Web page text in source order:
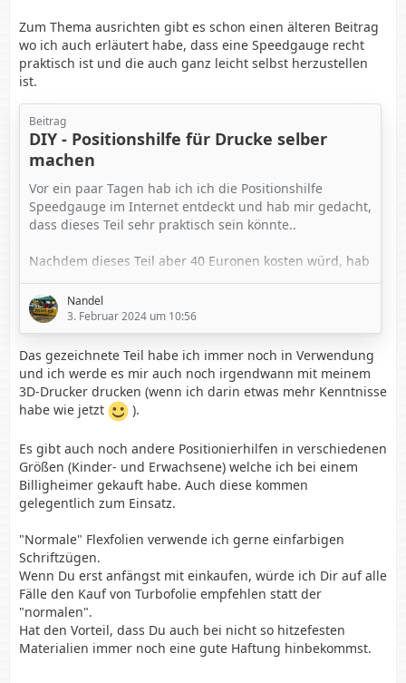
Zum Thema ausrichten gibt es schon einen älteren Beitrag
wo ich auch erläutert habe, dass eine Speedgauge recht
praktisch ist und die auch ganz leicht selbst herzustellen
ist.
Beitrag
DIY - Positionshilfe für Drucke selber
machen
Vor ein paar Tagen hab ich ich die Positionshilfe
Speedgauge im Internet entdeckt und hab mir gedacht,
dass dieses Teil sehr praktisch sein könnte..
Nachdem dieses Teil aber 40 Euronen kosten würd, hab
ich mir gedacht, das ich mir das auch selbst basteln
könnte
Und DAS ist dann rausgekommen
Ich hab mir die Skala 2 x ( 1 x normal - 1 x
spiegelverkehrt) mit meinem Oschi auf DDT
Übertragungsfolie Zeichnen lassen (weil ich keine
andere stabile und durchsichtige Folie hier hatte).
Als Stift habe ich…
Nandel
3. Februar 2024 um 10:56
Das gezeichnete Teil habe ich immer noch in Verwendung
und ich werde es mir auch noch irgendwann mit meinem
3D-Drucker drucken (wenn ich darin etwas mehr Kenntnisse
habe wie jetzt
).
Es gibt auch noch andere Positionierhilfen in verschiedenen
Größen (Kinder- und Erwachsene) welche ich bei einem
Billigheimer gekauft habe. Auch diese kommen
gelegentlich zum Einsatz.
"Normale" Flexfolien verwende ich gerne einfarbigen
Schriftzügen.
Wenn Du erst anfängst mit einkaufen, würde ich Dir auf alle
Fälle den Kauf von Turbofolie empfehlen statt der
"normalen".
Hat den Vorteil, dass Du auch bei nicht so hitzefesten
Materialien immer noch eine gute Haftung hinbekommst.